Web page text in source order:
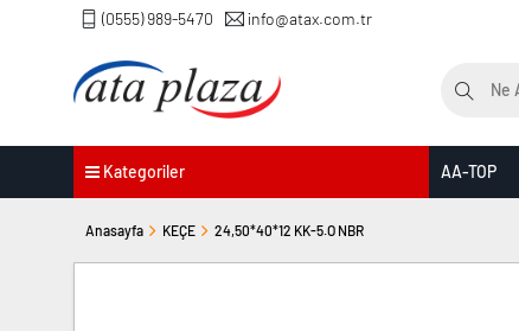
(0555) 989-5470 info@atax.com.tr
Kategoriler AA-TOP
Anasayfa KEÇE 24,50*40*12 KK-5.O NBR